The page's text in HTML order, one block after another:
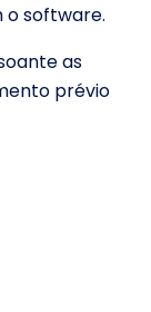
o software.
as
prévio